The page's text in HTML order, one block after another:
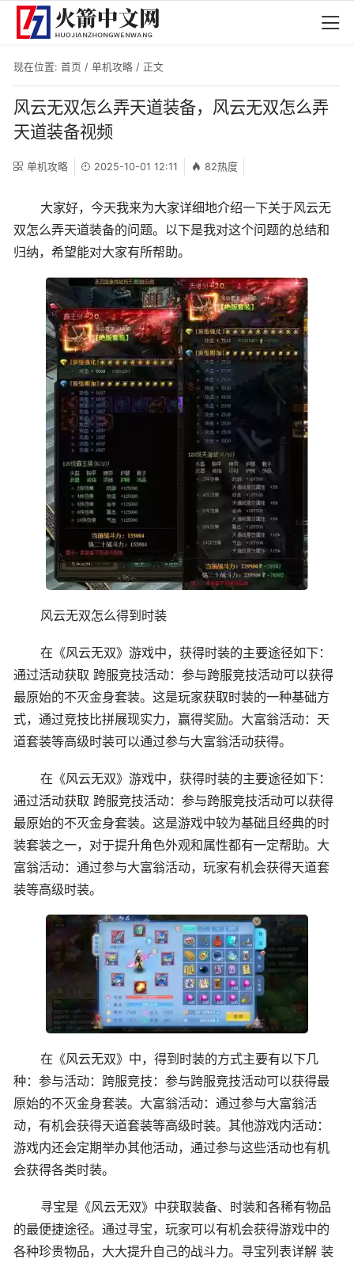
现在位置: 首页 / 单机攻略 / 正文
风云无双怎么弄天道装备，风云无双怎么弄
天道装备视频
单机攻略 2025-10-01 12:11 82热度
大家好，今天我来为大家详细地介绍一下关于风云无
双怎么弄天道装备的问题。以下是我对这个问题的总结和
归纳，希望能对大家有所帮助。
风云无双怎么得到时装
在《风云无双》游戏中，获得时装的主要途径如下：
通过活动获取 跨服竞技活动：参与跨服竞技活动可以获得
最原始的不灭金身套装。这是玩家获取时装的一种基础方
式，通过竞技比拼展现实力，赢得奖励。大富翁活动：天
道套装等高级时装可以通过参与大富翁活动获得。
在《风云无双》游戏中，获得时装的主要途径如下：
通过活动获取 跨服竞技活动：参与跨服竞技活动可以获得
最原始的不灭金身套装。这是游戏中较为基础且经典的时
装套装之一，对于提升角色外观和属性都有一定帮助。大
富翁活动：通过参与大富翁活动，玩家有机会获得天道套
装等高级时装。
在《风云无双》中，得到时装的方式主要有以下几
种：参与活动：跨服竞技：参与跨服竞技活动可以获得最
原始的不灭金身套装。大富翁活动：通过参与大富翁活
动，有机会获得天道套装等高级时装。其他游戏内活动：
游戏内还会定期举办其他活动，通过参与这些活动也有机
会获得各类时装。
寻宝是《风云无双》中获取装备、时装和各稀有物品
的最便捷途径。通过寻宝，玩家可以有机会获得游戏中的
各种珍贵物品，大大提升自己的战斗力。寻宝列表详解 装